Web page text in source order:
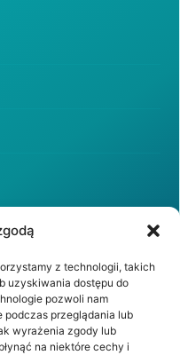
z technologii, takich
uzyskiwania dostępu do
pozwoli nam
przeglądania lub
wyrażenia zgody lub
na niektóre cechy i